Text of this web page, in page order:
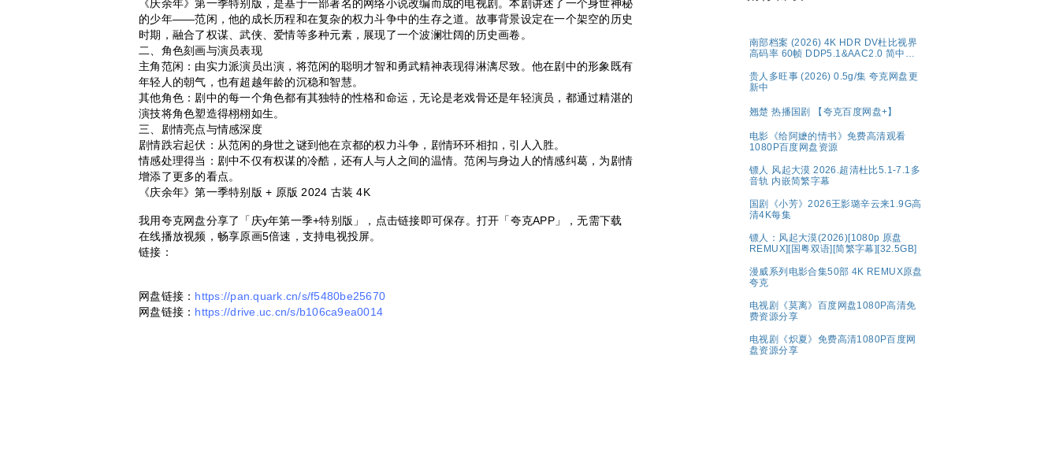
《庆余年》第一季特别版，是基于一部著名的网络小说改编而成的电视剧。本剧讲述了一个身世神秘
的少年——范闲，他的成长历程和在复杂的权力斗争中的生存之道。故事背景设定在一个架空的历史
时期，融合了权谋、武侠、爱情等多种元素，展现了一个波澜壮阔的历史画卷。
二、角色刻画与演员表现
主角范闲：由实力派演员出演，将范闲的聪明才智和勇武精神表现得淋漓尽致。他在剧中的形象既有
年轻人的朝气，也有超越年龄的沉稳和智慧。
其他角色：剧中的每一个角色都有其独特的性格和命运，无论是老戏骨还是年轻演员，都通过精湛的
演技将角色塑造得栩栩如生。
三、剧情亮点与情感深度
剧情跌宕起伏：从范闲的身世之谜到他在京都的权力斗争，剧情环环相扣，引人入胜。
情感处理得当：剧中不仅有权谋的冷酷，还有人与人之间的温情。范闲与身边人的情感纠葛，为剧情
增添了更多的看点。
《庆余年》第一季特别版 + 原版 2024 古装 4K
我用夸克网盘分享了「庆y年第一季+特别版」，点击链接即可保存。打开「夸克APP」，无需下载
在线播放视频，畅享原画5倍速，支持电视投屏。
链接：
网盘链接： https://pan.quark.cn/s/f5480be25670
网盘链接： https://drive.uc.cn/s/b106ca9ea0014
南部档案‎ (2026) 4K HDR DV杜比视界
高码率 60帧 DDP5.1&AAC2.0 简中字
贵人多旺事 (2026) 0.5g/集 夸克网盘更
新中
翘楚 热播国剧 【夸克百度网盘+】
电影《给阿嬷的情书》免费高清观看
1080P百度网盘资源
镖人 风起大漠 2026.超清杜比5.1-7.1多
音轨 内嵌简繁字幕
国剧《小芳》2026王影璐辛云来1.9G高
清4K每集
镖人：风起大漠(2026)[1080p 原盘
REMUX][国粤双语][简繁字幕][32.5GB]
漫威系列电影合集50部 4K REMUX原盘
夸克
电视剧《莫离》百度网盘1080P高清免
费资源分享
电视剧《炽夏》免费高清1080P百度网
盘资源分享